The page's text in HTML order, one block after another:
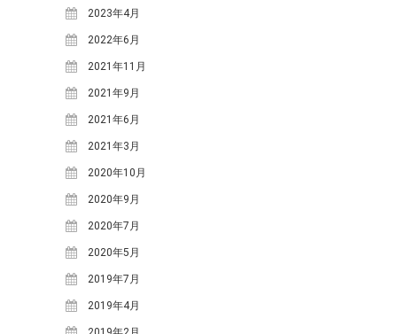
One-Day カフェ/シェフ
ななしんぼカフ
めいほうス
キー場
ベント
レジャー
伝統行事 伝統食
地域イベ
ント
森プロジェクト
2023年4月
2022年6月
2021年11月
2021年9月
2021年6月
2021年3月
2020年10月
2020年9月
2020年7月
2020年5月
2019年7月
2019年4月